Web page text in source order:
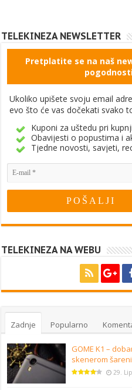
TELEKINEZA NEWSLETTER
Pretplatite se na naš
Ukoliko upišete svoju email
evo što će vas dočekati svako
Kuponi za uštedu pri kupnji
Obavijesti o popustima i
Tjedne novosti, savjeti,
TELEKINEZA NA WEBU
Zadnje Popularno
GOME K1 –
skenerom
29.